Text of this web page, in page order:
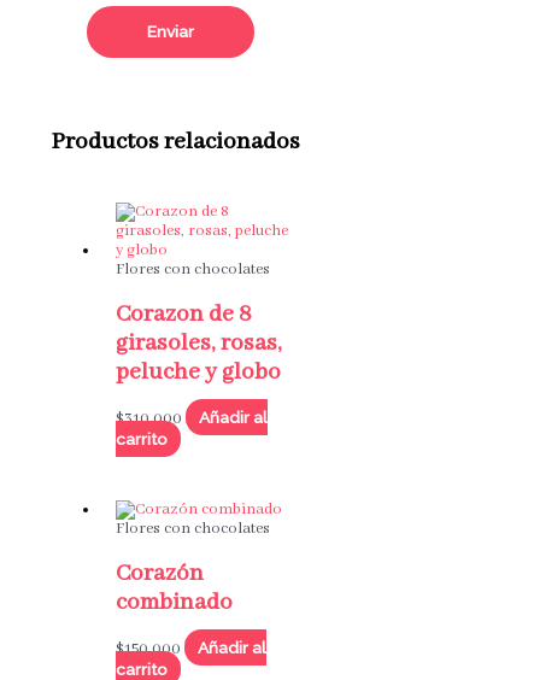
Productos relacionados
Flores con chocolates
Corazon de 8
girasoles, rosas,
peluche y globo
$310,000
Añadir al
carrito
Flores con chocolates
Corazón
combinado
$150,000
Añadir al
carrito